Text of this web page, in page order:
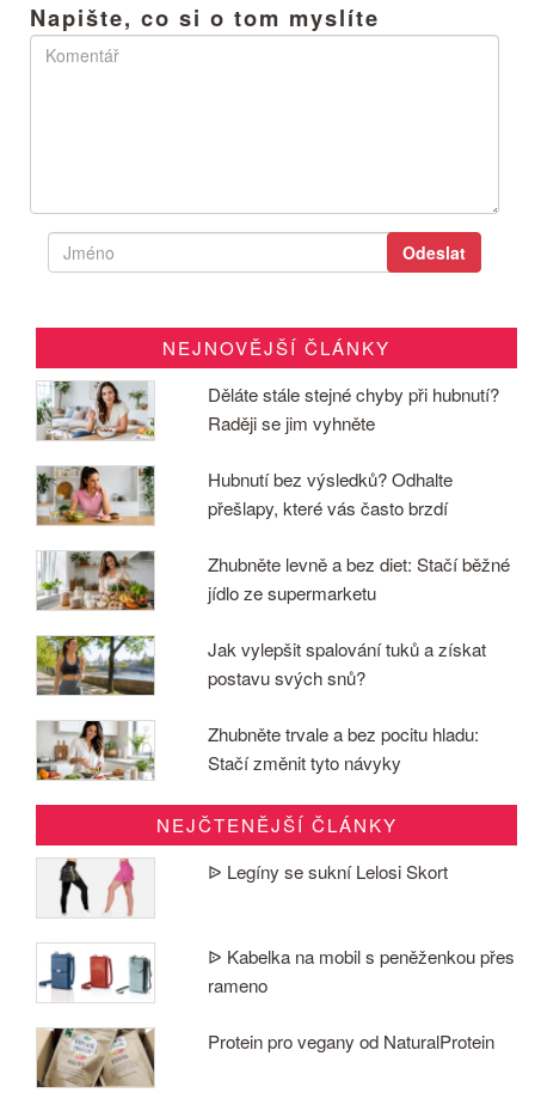
Napište, co si o tom myslíte
NEJNOVĚJŠÍ ČLÁNKY
Děláte stále stejné chyby při hubnutí?
Raději se jim vyhněte
Hubnutí bez výsledků? Odhalte
přešlapy, které vás často brzdí
Zhubněte levně a bez diet: Stačí běžné
jídlo ze supermarketu
Jak vylepšit spalování tuků a získat
postavu svých snů?
Zhubněte trvale a bez pocitu hladu:
Stačí změnit tyto návyky
NEJČTENĚJŠÍ ČLÁNKY
ᐉ Legíny se sukní Lelosi Skort
ᐉ Kabelka na mobil s peněženkou přes
rameno
Protein pro vegany od NaturalProtein